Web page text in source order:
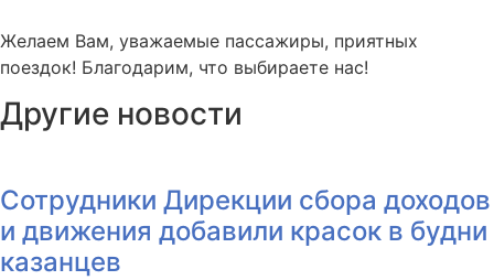
Желаем Вам, уважаемые пассажиры, приятных
поездок! Благодарим, что выбираете нас!
Другие новости
Сотрудники Дирекции сбора доходов
и движения добавили красок в будни
казанцев